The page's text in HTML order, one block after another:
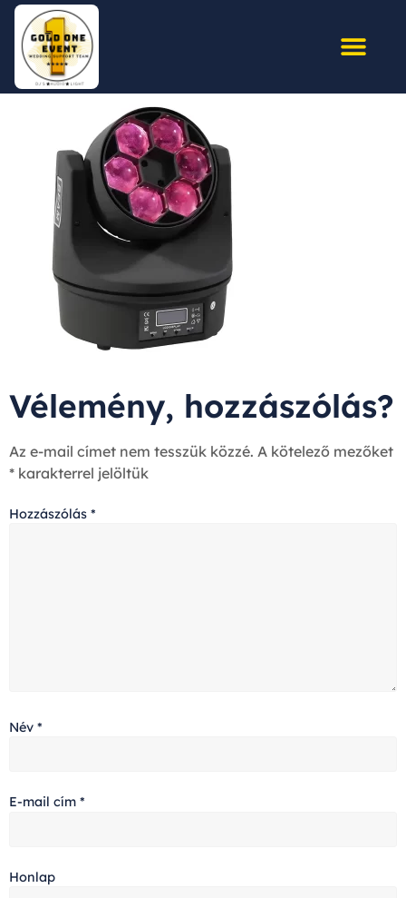
Vélemény, hozzászólás?
Az e-mail címet nem tesszük közzé. A kötelező mezőket
* karakterrel jelöltük
Hozzászólás *
Név *
E-mail cím *
Honlap